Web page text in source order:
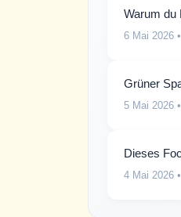
Warum du
6 Mai 2026
Grüner
5 Mai 2026
Dieses
4 Mai 2026